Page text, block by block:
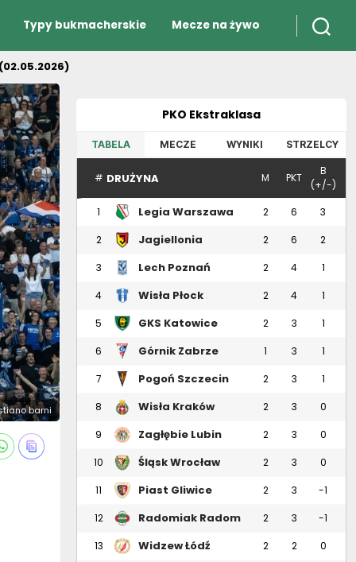
Typy bukmacherskie Mecze na żywo
barni
PKO Ekstraklasa
TABELA MECZE WYNIKI STRZELCY
# DRUŻYNA M PKT
B
(+/-)
1
Legia Warszawa 2 6 3
2
Jagiellonia
2 6 2
3 Lech Poznań 2 4 1
4 Wisła Płock 2 4 1
5 GKS Katowice 2 3 1
6 Górnik Zabrze 1 3 1
7 Pogoń Szczecin 2 3 1
8 Wisła Kraków 2 3 0
9 Zagłębie Lubin 2 3 0
10 Śląsk Wrocław 2 3 0
11 Piast Gliwice 2 3 -1
12 Radomiak Radom 2 3 -1
13 Widzew Łódź 2 2 0